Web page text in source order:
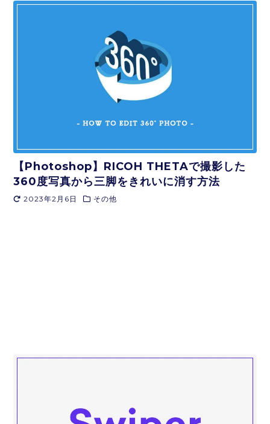
【Photoshop】RICOH THETAで撮影した
360度写真から三脚をきれいに消す方法
2023年2月6日 その他